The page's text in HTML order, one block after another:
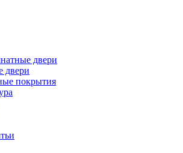
двери
двери
покрытия